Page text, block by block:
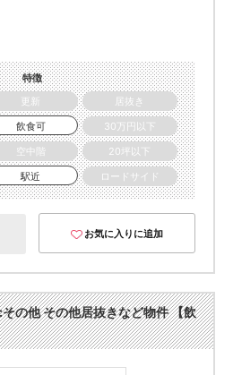
特徴
更新
居抜き
飲食可
30万円以下
空中階
20坪以下
駅近 ロードサイド
お気に入りに追加
の他 その他居抜きなど物件 【飲